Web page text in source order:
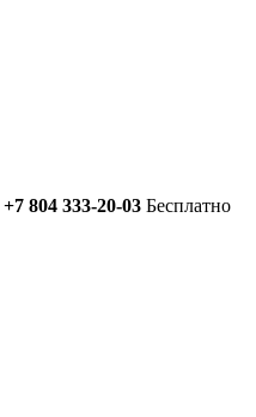
+7 804 333-20-03 Бесплатно